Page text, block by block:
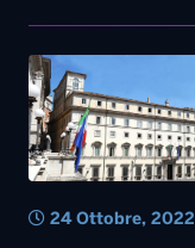
24 Ottobre, 2022